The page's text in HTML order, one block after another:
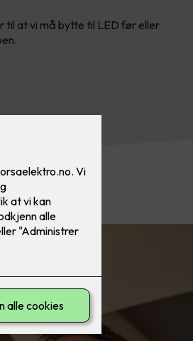
til at vi må bytte til LED før eller